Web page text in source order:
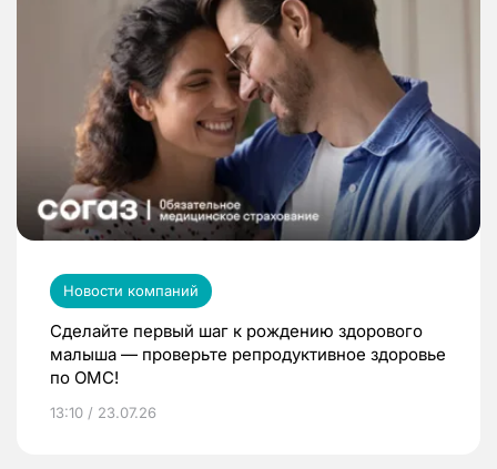
Новости компаний
Сделайте первый шаг к рождению здорового
малыша — проверьте репродуктивное здоровье
по ОМС!
13:10 / 23.07.26